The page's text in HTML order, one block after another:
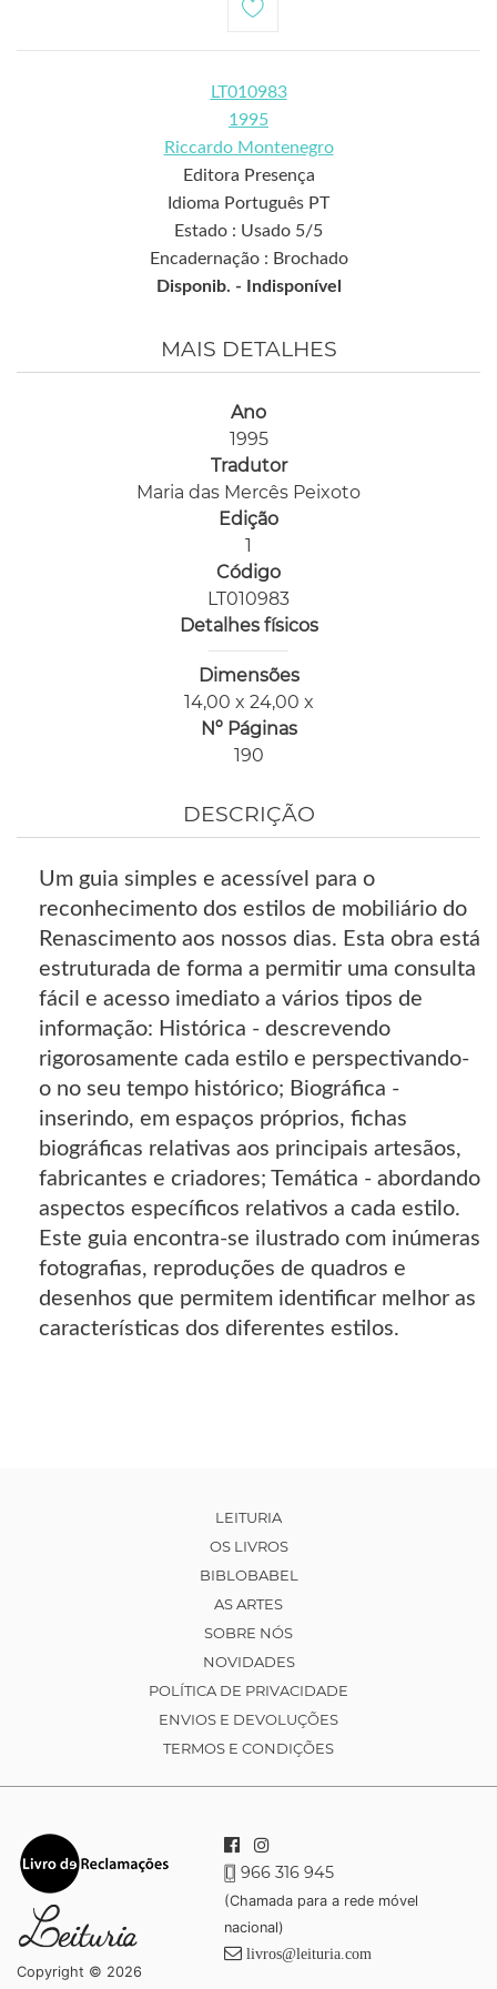
LT010983
1995
Riccardo Montenegro
Editora Presença
Idioma Português PT
Estado : Usado 5/5
Encadernação : Brochado
Disponib. -
Indisponível
MAIS DETALHES
Ano
1995
Tradutor
Maria das Mercês Peixoto
Edição
1
Código
LT010983
Detalhes físicos
Dimensões
14,00 x 24,00 x
Nº Páginas
190
DESCRIÇÃO
Um guia simples e acessível para o
reconhecimento dos estilos de mobiliário do
Renascimento aos nossos dias. Esta obra está
estruturada de forma a permitir uma consulta
fácil e acesso imediato a vários tipos de
informação: Histórica - descrevendo
rigorosamente cada estilo e perspectivando-
o no seu tempo histórico; Biográfica -
inserindo, em espaços próprios, fichas
biográficas relativas aos principais artesãos,
fabricantes e criadores; Temática - abordando
aspectos específicos relativos a cada estilo.
Este guia encontra-se ilustrado com inúmeras
fotografias, reproduções de quadros e
desenhos que permitem identificar melhor as
características dos diferentes estilos.
LEITURIA
OS LIVROS
BIBLOBABEL
AS ARTES
SOBRE NÓS
NOVIDADES
POLÍTICA DE PRIVACIDADE
ENVIOS E DEVOLUÇÕES
TERMOS E CONDIÇÕES
Copyright © 2026
966 316 945
(Chamada para a rede móvel
nacional)
livros@leituria.com